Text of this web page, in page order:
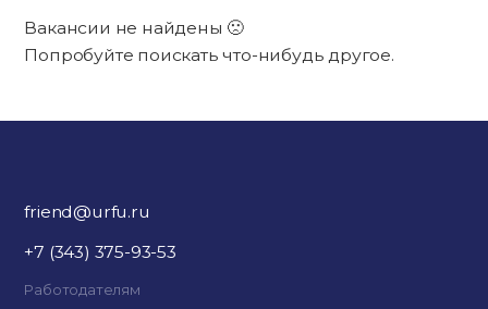
Вакансии не найдены 🙁
Попробуйте поискать что-нибудь другое.
friend@urfu.ru
+7 (343) 375-93-53
Работодателям